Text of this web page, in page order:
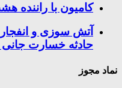
کامیون با راننده
آتش سوزی و
حادثه خسارت
نماد مجوز